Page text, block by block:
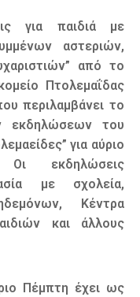
για παιδιά με
αστεριών,
από το
Πτολεμαΐδας
περιλαμβάνει το
εκδηλώσεων του
για αύριο
εκδηλώσεις
με σχολεία,
Κέντρα
και άλλους
Πέμπτη έχει ως